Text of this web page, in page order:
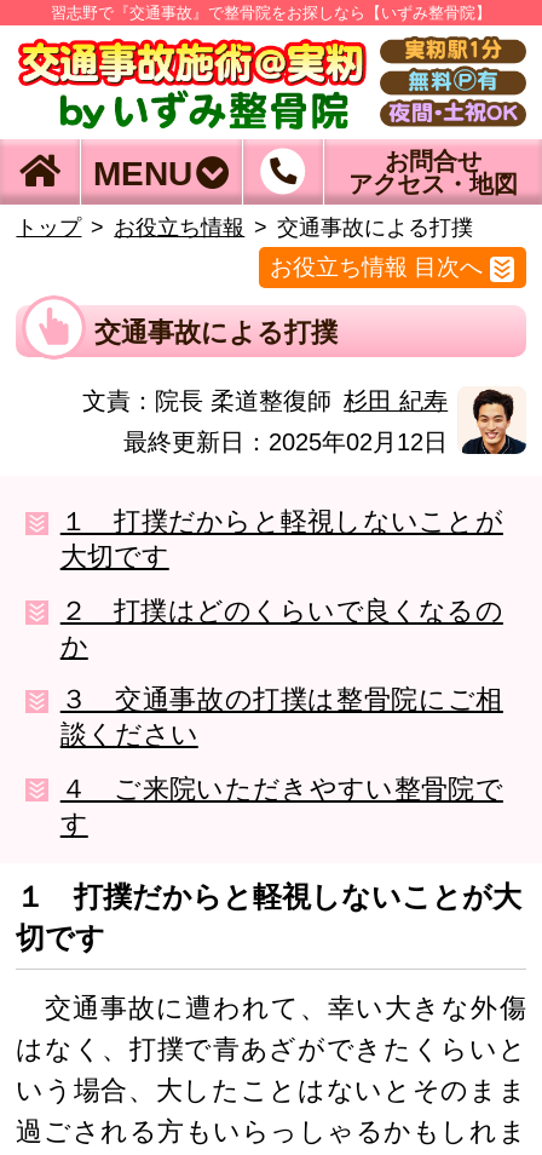
習志野で『交通事故』で整骨院をお探しなら【いずみ整骨院】
MENU
お問合せ
アクセス・地図
トップ お役立ち情報 交通事故による打撲
お役立ち情報 目次へ
交通事故による打撲
文責： 院長 柔道整復師 杉田 紀寿
最終更新日：2025年02月12日
１ 打撲だからと軽視しないことが
大切です
２ 打撲はどのくらいで良くなるの
か
３ 交通事故の打撲は整骨院にご相
談ください
４ ご来院いただきやすい整骨院で
す
１ 打撲だからと軽視しないことが大
切です
交通事故に遭われて、幸い大きな外傷
はなく、打撲で青あざができたくらいと
いう場合、大したことはないとそのまま
過ごされる方もいらっしゃるかもしれま